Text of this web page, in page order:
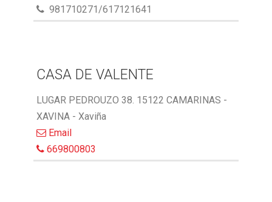
981710271/617121641
CASA DE VALENTE
LUGAR PEDROUZO 38. 15122 CAMARINAS -
XAVINA - Xaviña
Email
669800803